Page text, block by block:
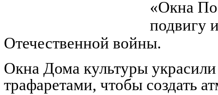
«Окна
подвигу
Отечественной войны.
Окна Дома культуры
трафаретами, чтобы создать